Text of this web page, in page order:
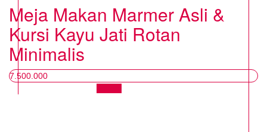
Meja Makan Marmer Asli &
Kursi Kayu Jati Rotan
Minimalis
7.500.000